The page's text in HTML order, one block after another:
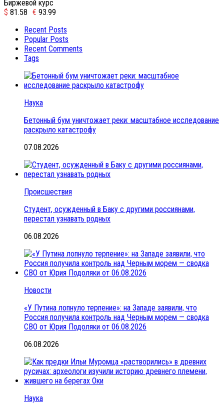
Биржевой курс
$ 81.58 € 93.99
Recent Posts
Popular Posts
Recent Comments
Tags
Наука
Бетонный бум уничтожает реки: масштабное исследование
раскрыло катастрофу
07.08.2026
Происшествия
Студент, осужденный в Баку с другими россиянами,
перестал узнавать родных
06.08.2026
Новости
«У Путина лопнуло терпение»: на Западе заявили, что
Россия получила контроль над Черным морем — сводка
СВО от Юрия Подоляки от 06.08.2026
06.08.2026
Наука